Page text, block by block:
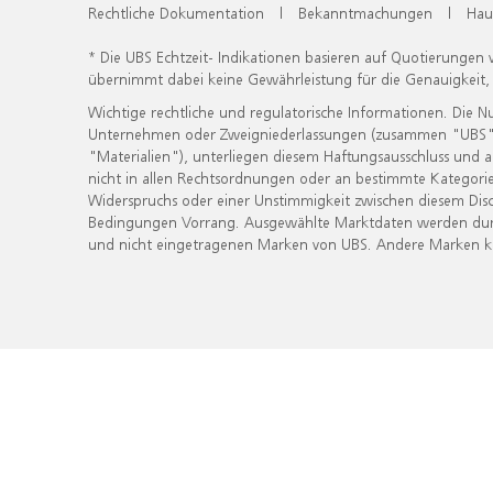
Rechtliche Dokumentation | Bekanntmachungen |
* Die UBS Echtzeit- Indikationen basieren auf
übernimmt dabei keine Gewährleistung für die
Wichtige rechtliche und regulatorische Informationen. Die
Unternehmen oder Zweigniederlassungen (zusammen
"Materialien"), unterliegen diesem Haftungsausschluss
nicht in allen Rechtsordnungen oder an bestimmte
Widerspruchs oder einer Unstimmigkeit zwischen diesem
Bedingungen Vorrang. Ausgewählte Marktdaten werden
und nicht eingetragenen Marken von UBS. Andere Marken